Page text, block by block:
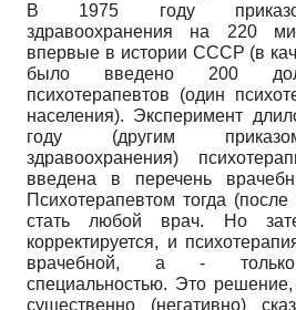
В 1975 году
здравоохранения на 220
впервые в истории СССР (в
было введено 200
психотерапевтов (один
населения). Эксперимент
году (другим
здравоохранения)
введена в перечень
Психотерапевтом тогда (после
стать любой врач. Но
корректируется, и
врачебной, а - только
специальностью. Это
существенно (негативно)